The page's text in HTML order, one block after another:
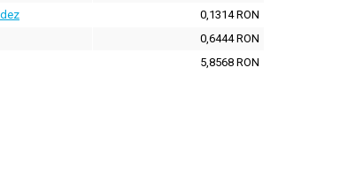
0,1314 RON
0,6444 RON
5,8568 RON